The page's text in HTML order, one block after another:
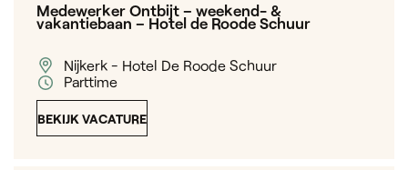
Medewerker Ontbijt – weekend- &
vakantiebaan – Hotel de Roode Schuur
Nijkerk - Hotel De Roode Schuur
Parttime
BEKIJK VACATURE